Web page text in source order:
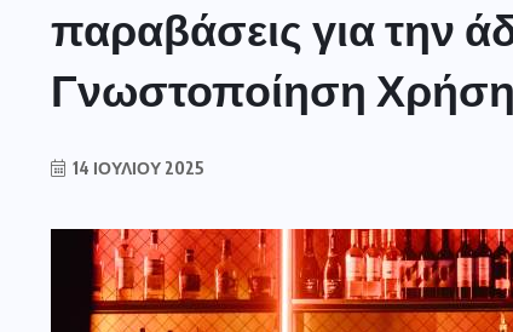
παραβάσεις για την
Γνωστοποίηση
14 ΙΟΥΛΊΟΥ 2025